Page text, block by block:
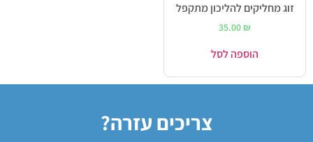
זוג מחליקים להליכון מתקפל
35.00 ₪
הוספה לסל
צריכים עזרה?